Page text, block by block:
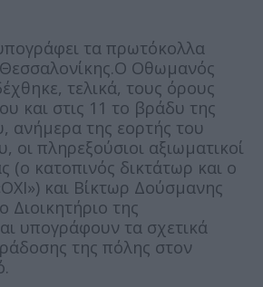
τα πρωτόκολλα
Οθωμανός
τελικά, τους όρους
και στις 11 το βράδυ της
ανήμερα της εορτής του
οι πληρεξούσιοι αξιωματικοί
(ο κατοπινός δικτάτωρ και ο
και Βίκτωρ Δούσμανης
Διοικητήριο της
υπογράφουν τα σχετικά
της πόλης στον